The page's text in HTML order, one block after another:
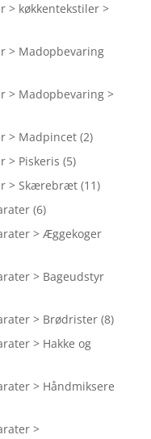
> køkkentekstiler >
> Madopbevaring
> Madopbevaring >
> Madpincet (2)
> Piskeris (5)
> Skærebræt (11)
(6)
> Æggekoger
> Bageudstyr
> Brødrister (8)
> Hakke og
> Håndmiksere
>